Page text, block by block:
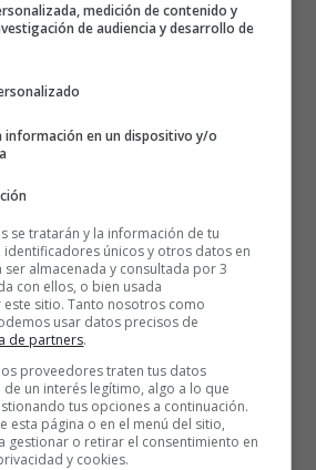
Enredados 12
para imprimir y
dibujo de los
principales de
dibujoEnredados
Dibujo Flynn.
medición de contenido y
de audiencia y desarrollo de
información en un dispositivo y/o
se tratarán y la información de tu
únicos y otros datos en
almacenada y consultada por 3
con ellos, o bien usada
sitio. Tanto nosotros como
usar datos precisos de
de partners.
proveedores traten tus datos
un interés legítimo, algo a lo que
tus opciones a continuación.
esta página o en el menú del sitio,
gestionar o retirar el consentimiento en
y cookies.